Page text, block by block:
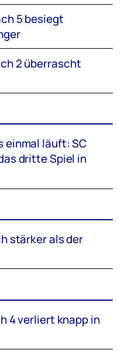
5 besiegt
2 überrascht
einmal läuft: SC
dritte Spiel in
stärker als der
4 verliert knapp in